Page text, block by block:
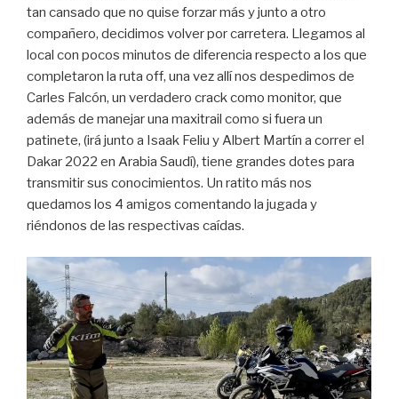
tan cansado que no quise forzar más y junto a otro
compañero, decidimos volver por carretera. Llegamos al
local con pocos minutos de diferencia respecto a los que
completaron la ruta off, una vez allí nos despedimos de
Carles Falcón, un verdadero crack como monitor, que
además de manejar una maxitrail como si fuera un
patinete, (irá junto a Isaak Feliu y Albert Martín a correr el
Dakar 2022 en Arabia Saudí), tiene grandes dotes para
transmitir sus conocimientos. Un ratito más nos
quedamos los 4 amigos comentando la jugada y
riéndonos de las respectivas caídas.